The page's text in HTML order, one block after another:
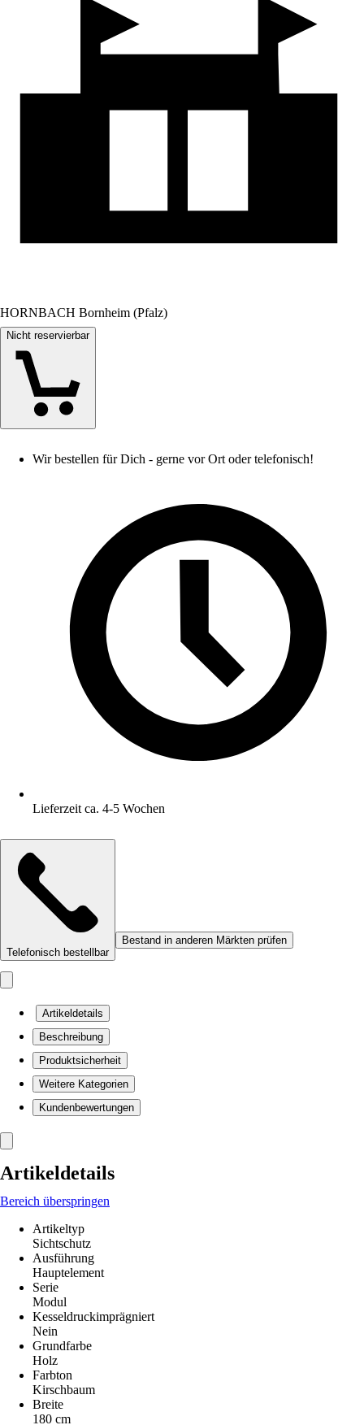
HORNBACH Bornheim (Pfalz)
Nicht reservierbar
Wir bestellen für Dich - gerne vor Ort oder telefonisch!
Lieferzeit ca. 4-5 Wochen
Telefonisch bestellbar
Bestand in anderen Märkten prüfen
Artikeldetails
Beschreibung
Produktsicherheit
Weitere Kategorien
Kundenbewertungen
Artikeldetails
Bereich überspringen
Artikeltyp
Sichtschutz
Ausführung
Hauptelement
Serie
Modul
Kesseldruckimprägniert
Nein
Grundfarbe
Holz
Farbton
Kirschbaum
Breite
180 cm